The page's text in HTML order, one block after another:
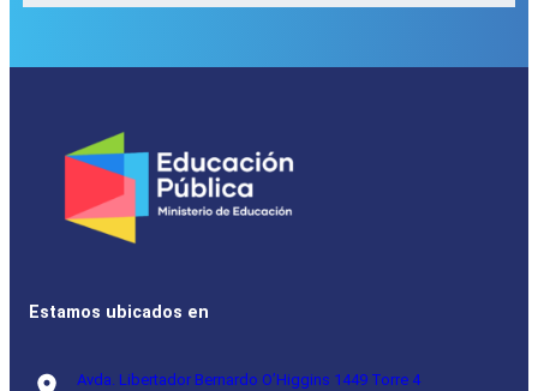
Estamos ubicados en
Avda. Libertador Bernardo O’Higgins 1449 Torre 4